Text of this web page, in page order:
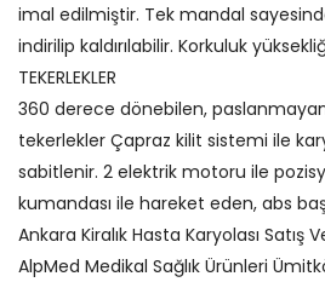
imal edilmiştir. Tek mandal
indirilip kaldırılabilir. Korkuluk
TEKERLEKLER
360 derece dönebilen,
tekerlekler Çapraz kilit sistemi ile
sabitlenir. 2 elektrik motoru ile
kumandası ile hareket eden, abs
Ankara Kiralık Hasta Karyolası Satış
AlpMed Medikal Sağlık Ürünleri